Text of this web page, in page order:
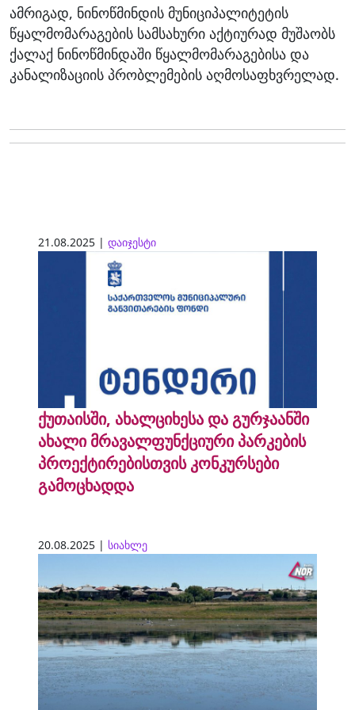
ამრიგად, ნინოწმინდის მუნიციპალიტეტის
წყალმომარაგების სამსახური აქტიურად მუშაობს
ქალაქ ნინოწმინდაში წყალმომარაგებისა და
კანალიზაციის პრობლემების აღმოსაფხვრელად.
21.08.2025 | დაიჯესტი
ქუთაისში, ახალციხესა და გურჯაანში
ახალი მრავალფუნქციური პარკების
პროექტირებისთვის კონკურსები
გამოცხადდა
20.08.2025 | სიახლე